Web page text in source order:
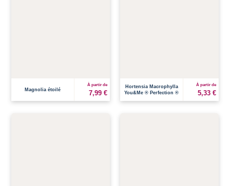
Magnolia étoilé
À partir de
7,99 €
Hortensia Macrophylla
You&Me ® Perfection ®
À partir de
5,33 €